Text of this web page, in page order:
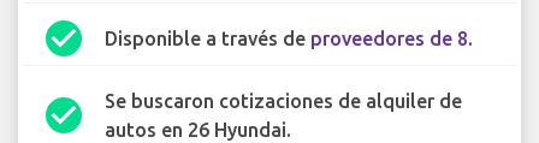
check_circle Disponible a través de proveedores de 8.
check_circle
Se buscaron cotizaciones de alquiler de
autos en 26 Hyundai.